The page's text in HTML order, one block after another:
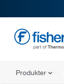
Produkter